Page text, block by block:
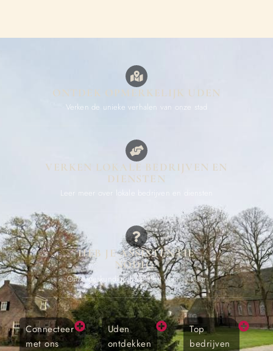
ONTDEK OPMERKELIJK UDEN
Verken de unieke verhalen van onze stad
VERKEN LOKALE BEDRIJVEN EN
DIENSTEN
Leer meer over lokale bedrijven en diensten
HEB JE ASSISTENTIE
NODIG?
Onze deskundige hulp staat voor je klaar
Connecteer
met ons
Uden
ontdekken
Top
bedrijven